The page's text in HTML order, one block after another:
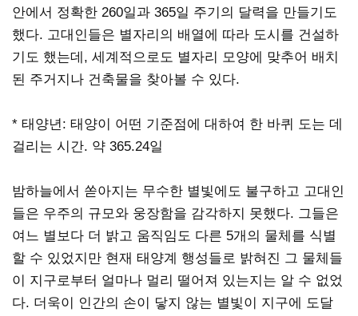
안에서 정확한 260일과 365일 주기의 달력을 만들기도
했다. 고대인들은 별자리의 배열에 따라 도시를 건설하
기도 했는데, 세계적으로도 별자리 모양에 맞추어 배치
된 주거지나 건축물을 찾아볼 수 있다.
* 태양년: 태양이 어떤 기준점에 대하여 한 바퀴 도는 데
걸리는 시간. 약 365.24일
밤하늘에서 쏟아지는 무수한 별빛에도 불구하고 고대인
들은 우주의 규모와 웅장함을 감각하지 못했다. 그들은
여느 별보다 더 밝고 움직임도 다른 5개의 물체를 식별
할 수 있었지만 현재 태양계 행성들로 밝혀진 그 물체들
이 지구로부터 얼마나 멀리 떨어져 있는지는 알 수 없었
다. 더욱이 인간의 손이 닿지 않는 별빛이 지구에 도달